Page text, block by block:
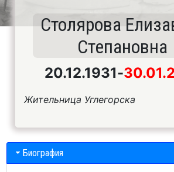
Столярова
Степановна
20.12.1931-
Жительница Углегорска
Биография